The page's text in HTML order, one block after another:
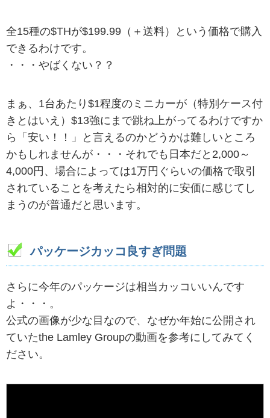
全15種の$THが$199.99（＋送料）という価格で購入
できるわけです。
・・・やばくない？？
まぁ、1台あたり$1程度のミニカーが（特別ケース付
きとはいえ）$13強にまで跳ね上がってるわけですか
ら「安い！！」と言えるのかどうかは難しいところ
かもしれませんが・・・それでも日本だと2,000～
4,000円、場合によっては1万円ぐらいの価格で取引
されていることを考えたら相対的に安価に感じてし
まうのが普通だと思います。
パッケージカッコ良すぎ問題
さらに今年のパッケージは相当カッコいいんです
よ・・・。
公式の画像が少な目なので、なぜか年始に公開され
ていたthe Lamley Groupの動画を参考にしてみてく
ださい。